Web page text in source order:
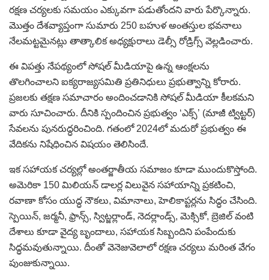
రక్షణ చర్యలకు సమయం ఎక్కువగా పడుతోందని వారు పేర్కొన్నారు.
మొత్తం దేశవ్యాప్తంగా సుమారు 250 బహుళ అంతస్తుల భవనాలు
నేలమట్టమైనట్లు తాత్కాలిక అధ్యక్షురాలు డెల్సీ రోడ్రిగ్స్‌ వెల్లడించారు.
ఈ విపత్తు నేపథ్యంలో సోషల్‌ మీడియాపై ఉన్న ఆంక్షలను
తొలగించాలని ఐక్యరాజ్యసమితి ప్రతినిధులు ప్రభుత్వాన్ని కోరారు.
ప్రజలకు తక్షణ సమాచారం అందించడానికి సోషల్ మీడియా కీలకమని
వారు సూచించారు. దీనికి స్పందించిన ప్రభుత్వం ‘ఎక్స్’ (మాజీ ట్విట్టర్)
సేవలను పునరుద్ధరించింది. గతంలో 2024లో మదురో ప్రభుత్వం ఈ
వేదికను నిషేధించిన విషయం తెలిసిందే.
ఇక సహాయక చర్యల్లో అంతర్జాతీయ సమాజం కూడా ముందుకొస్తోంది.
అమెరికా 150 మిలియన్ డాలర్ల విలువైన సహాయాన్ని ప్రకటించి,
రవాణా కోసం యుద్ధ నౌకలు, విమానాలు, హెలికాప్టర్లను సిద్ధం చేసింది.
స్పెయిన్, జర్మనీ, ఫ్రాన్స్, స్విట్జర్లాండ్, నెదర్లాండ్స్, మెక్సికో, బ్రెజిల్ వంటి
దేశాలు కూడా వైద్య బృందాలు, సహాయక సిబ్బందిని పంపేందుకు
సిద్ధమవుతున్నాయి. దీంతో వెనెజువెలాలో రక్షణ చర్యలు మరింత వేగం
పుంజుకున్నాయి.